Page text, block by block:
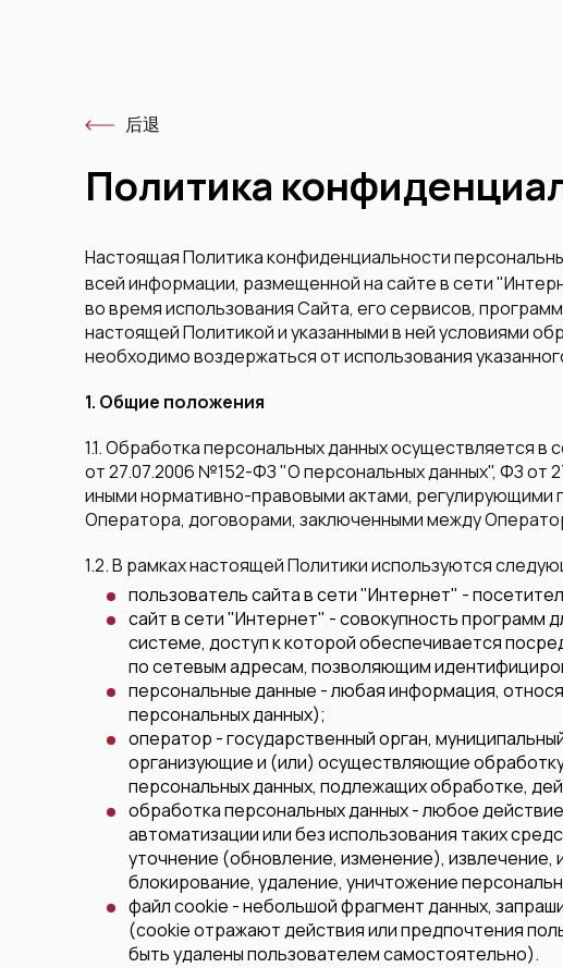
后退
Политика
Настоящая Политика конфиденциальности
всей информации, размещенной на сайте в сети
во время использования Сайта, его сервисов,
настоящей Политикой и указанными в ней условиями
необходимо воздержаться от использования
1. Общие положения
1.1. Обработка персональных данных осуществляется
от 27.07.2006 №152-ФЗ "О персональных данных", ФЗ
иными нормативно-правовыми актами, регулирующими
Оператора, договорами, заключенными между
1.2. В рамках настоящей Политики используются
пользователь сайта в сети "Интернет" -
сайт в сети "Интернет" - совокупность
системе, доступ к которой обеспечивается
по сетевым адресам, позволяющим
персональные данные - любая информация,
персональных данных);
оператор - государственный орган,
организующие и (или) осуществляющие
персональных данных, подлежащих обработке,
обработка персональных данных - любое
автоматизации или без использования таких
уточнение (обновление, изменение),
блокирование, удаление, уничтожение
файл cookie - небольшой фрагмент данных,
(cookie отражают действия или предпочтения
быть удалены пользователем самостоятельно).